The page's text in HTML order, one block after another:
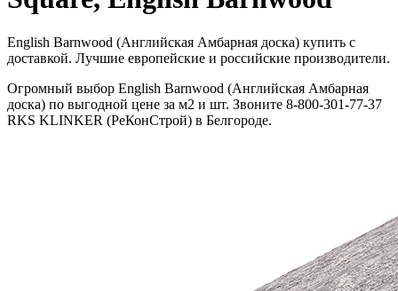
English Barnwood (Английская Амбарная доска) купить с
доставкой. Лучшие европейские и российские производители.
Огромный выбор English Barnwood (Английская Амбарная
доска) по выгодной цене за м2 и шт. Звоните 8-800-301-77-37
RKS KLINKER (РеКонСтрой) в Белгороде.